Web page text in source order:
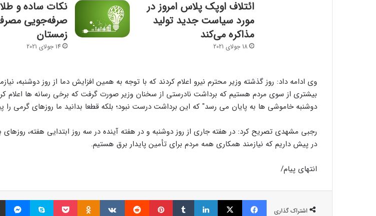
ائتلاف اوپک پلاس امروز در
مورد سیاست جدید تولید
مذاکره می‌کند
18 جولای 2021
نکات ساده و
صرفه‌جویی
زمستان
14 جولای 2021
وی ادامه داد: روز گذشته وزیر محترم نیرو اعلام کردند که با توجه به همین افزایش دما از روز دوشنبه،
بیشتری از سوی مردم هستیم که برداشت نادرستی از سخنان وزیر صورت گرفت که برخی رسانه ها اعلام
دوشنبه خاموشی ها به پایان می رسد" که این برداشت درست نبود؛ بلکه قطعا بدانید ما روزهای گرمی را
رجبی مشهدی تصریح کرد: در هفته جاری از روز دوشنبه و در هفته آینده در سه روز ابتدایی هفته، روزهای
در پیش داریم که نیازمند همکاری همه مردم برای تأمین پایدار برق هستیم.
انتهای پیام/
اشتراک گذاری
فیسبوک ایکس لینکداین تامبلر پینتریست Reddit
VKontakte
Odnoklassniki پاکت اسکایپ مسنجر